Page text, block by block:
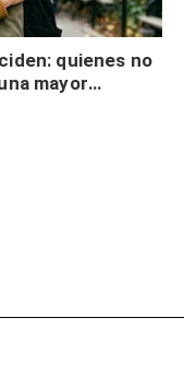
quienes no
mayor
y no es por